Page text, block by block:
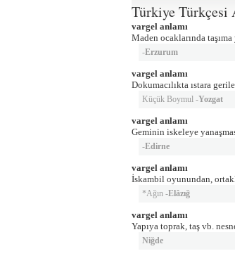
Türkiye Türkçesi
vargel anlamı
Maden ocaklarında
-Erzurum
vargel anlamı
Dokumacılıkta ıstara
Küçük Boymul -Yozgat
vargel anlamı
Geminin iskeleye
-Edirne
vargel anlamı
İskambil oyunundan,
*Ağın -Elâzığ
vargel anlamı
Yapıya toprak, taş vb.
Niğde